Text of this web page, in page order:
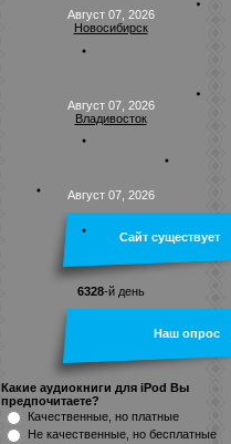
Август 07, 2026
Новосибирск
Август 07, 2026
Владивосток
Август 07, 2026
Сайт существует
6328-й день
Наш опрос
Какие аудиокниги для iPod Вы
предпочитаете?
Качественные, но платные
Не качественные, но бесплатные